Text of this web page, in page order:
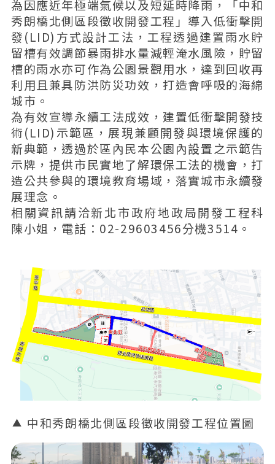
為因應近年極端氣候以及短延時降雨，「中和
秀朗橋北側區段徵收開發工程」導入低衝擊開
發(LID)方式設計工法，工程透過建置雨水貯
留槽有效調節暴雨排水量減輕淹水風險，貯留
槽的雨水亦可作為公園景觀用水，達到回收再
利用且兼具防洪防災功效，打造會呼吸的海綿
城市。
為有效宣導永續工法成效，建置低衝擊開發技
術(LID)示範區，展現兼顧開發與環境保護的
新典範，透過於區內民本公園內設置之示範告
示牌，提供市民實地了解環保工法的機會，打
造公共參與的環境教育場域，落實城市永續發
展理念。
相關資訊請洽新北市政府地政局開發工程科
陳小姐，電話：02-29603456分機3514。
中和秀朗橋北側區段徵收開發工程位置圖